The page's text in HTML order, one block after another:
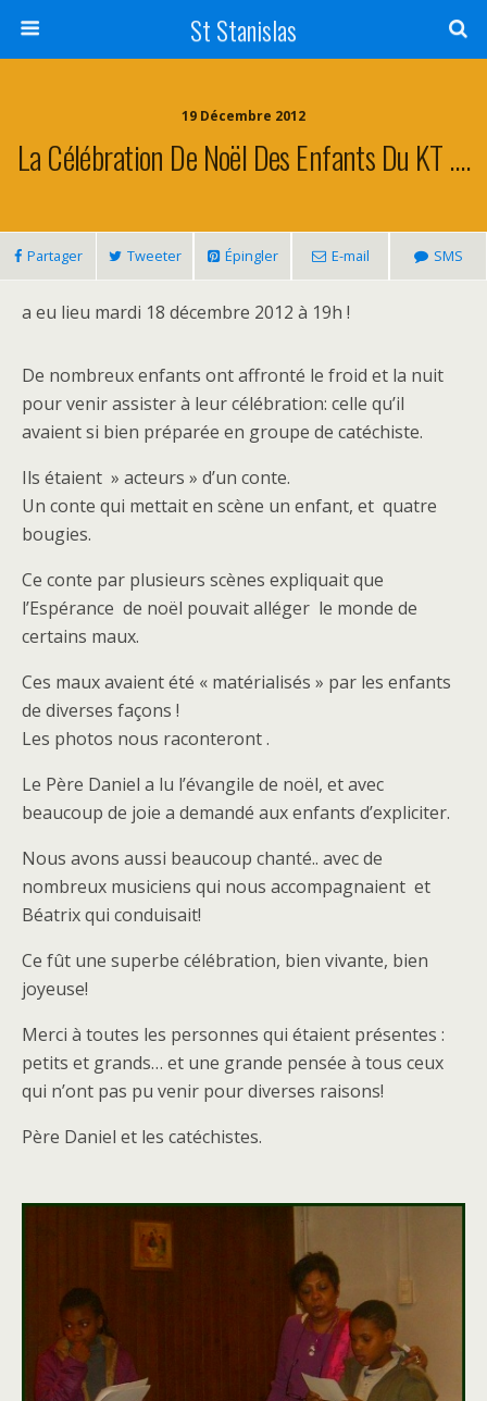
St Stanislas
19 Décembre 2012
La Célébration De Noël Des Enfants Du KT ….
Partager Tweeter Épingler E-mail SMS
a eu lieu mardi 18 décembre 2012 à 19h !
De nombreux enfants ont affronté le froid et la nuit
pour venir assister à leur célébration: celle qu’il
avaient si bien préparée en groupe de catéchiste.
Ils étaient » acteurs » d’un conte.
Un conte qui mettait en scène un enfant, et quatre
bougies.
Ce conte par plusieurs scènes expliquait que
l’Espérance de noël pouvait alléger le monde de
certains maux.
Ces maux avaient été « matérialisés » par les enfants
de diverses façons !
Les photos nous raconteront .
Le Père Daniel a lu l’évangile de noël, et avec
beaucoup de joie a demandé aux enfants d’expliciter.
Nous avons aussi beaucoup chanté.. avec de
nombreux musiciens qui nous accompagnaient et
Béatrix qui conduisait!
Ce fût une superbe célébration, bien vivante, bien
joyeuse!
Merci à toutes les personnes qui étaient présentes :
petits et grands… et une grande pensée à tous ceux
qui n’ont pas pu venir pour diverses raisons!
Père Daniel et les catéchistes.